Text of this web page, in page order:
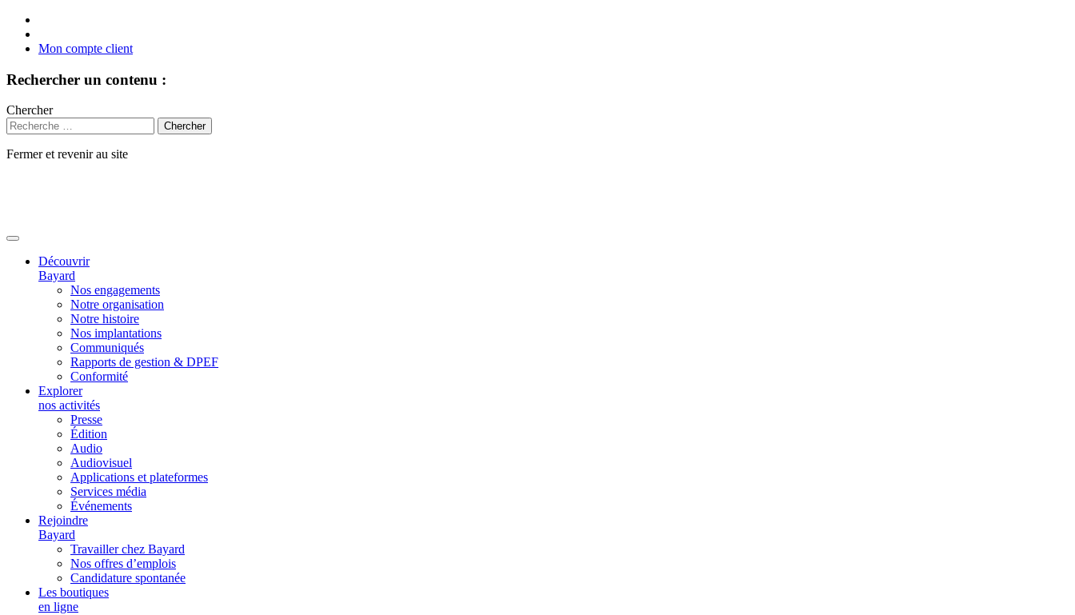
Mon compte client
Rechercher un contenu :
Chercher
Fermer et revenir au site
Découvrir
Bayard
Nos engagements
Notre organisation
Notre histoire
Nos implantations
Communiqués
Rapports de gestion & DPEF
Conformité
Explorer
nos activités
Presse
Édition
Audio
Audiovisuel
Applications et plateformes
Services média
Événements
Rejoindre
Bayard
Travailler chez Bayard
Nos offres d’emplois
Candidature spontanée
Les boutiques
en ligne